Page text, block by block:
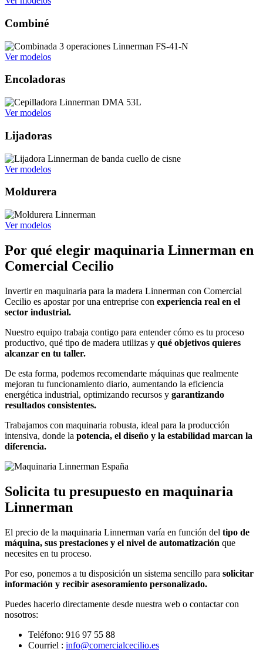
Combiné
Ver modelos
Encoladoras
Ver modelos
Lijadoras
Ver modelos
Moldurera
Ver modelos
Por qué elegir maquinaria Linnerman en
Comercial Cecilio
Invertir en maquinaria para la madera Linnerman con Comercial
Cecilio es apostar por una entreprise con experiencia real en el
sector industrial.
Nuestro equipo trabaja contigo para entender cómo es tu proceso
productivo, qué tipo de madera utilizas y qué objetivos quieres
alcanzar en tu taller.
De esta forma, podemos recomendarte máquinas que realmente
mejoran tu funcionamiento diario, aumentando la eficiencia
energética industrial, optimizando recursos y garantizando
resultados consistentes.
Trabajamos con maquinaria robusta, ideal para la producción
intensiva, donde la potencia, el diseño y la estabilidad marcan la
diferencia.
Solicita tu presupuesto en maquinaria
Linnerman
El precio de la maquinaria Linnerman varía en función del tipo de
máquina, sus prestaciones y el nivel de automatización que
necesites en tu proceso.
Por eso, ponemos a tu disposición un sistema sencillo para solicitar
información y recibir asesoramiento personalizado.
Puedes hacerlo directamente desde nuestra web o contactar con
nosotros:
Teléfono: 916 97 55 88
Courriel : info@comercialcecilio.es